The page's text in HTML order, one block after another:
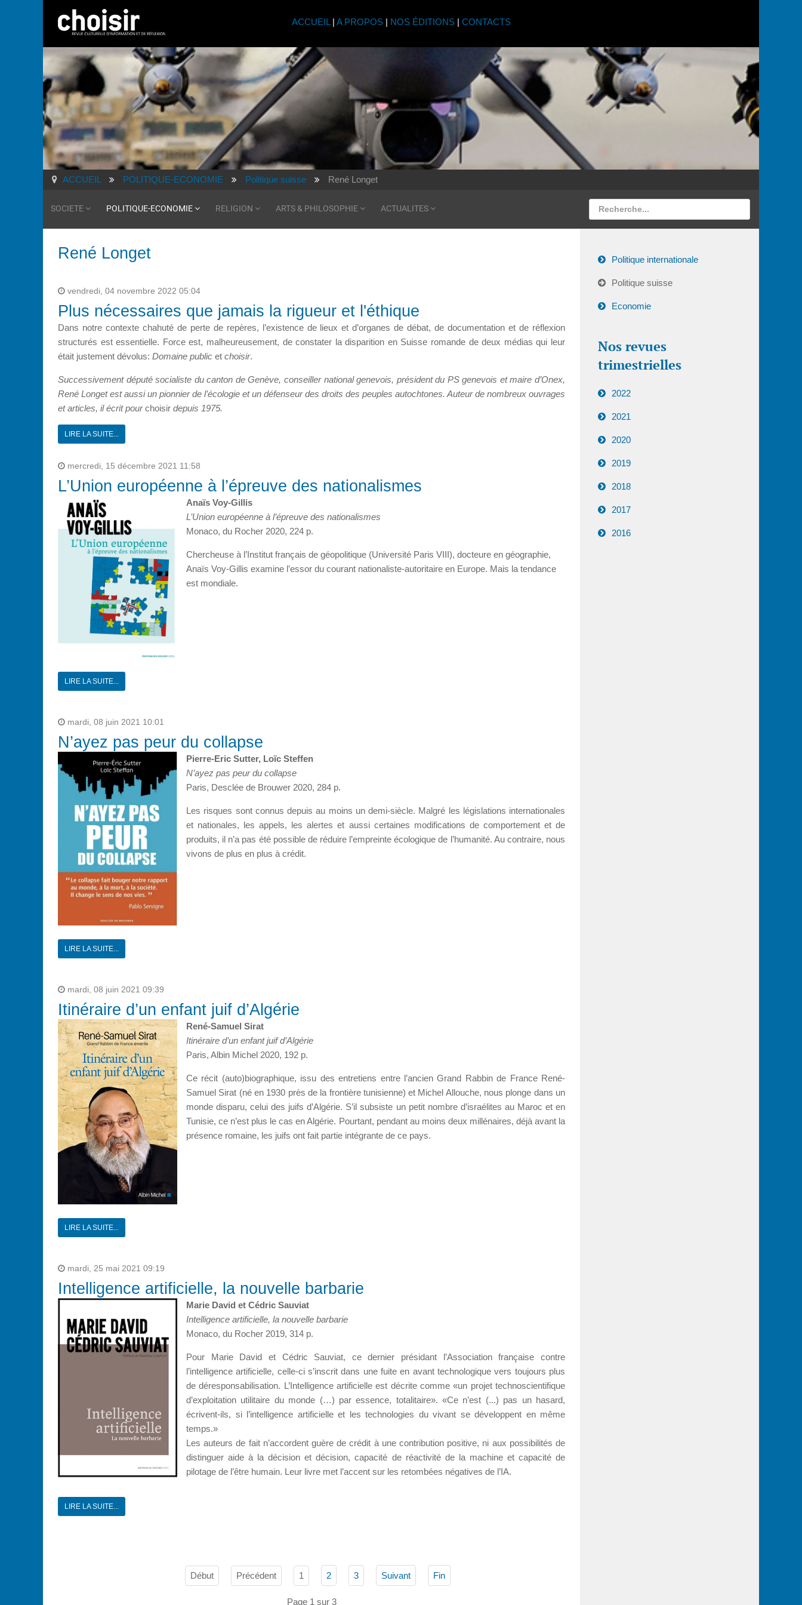
ACCUEIL | A PROPOS| NOS ÉDITIONS| CONTACTS
ACCUEIL POLITIQUE-ECONOMIE Politique suisse René Longet
SOCIETE POLITIQUE-ECONOMIE RELIGION ARTS & PHILOSOPHIE ACTUALITES
René Longet
vendredi, 04 novembre 2022 05:04
Plus nécessaires que jamais la rigueur et l'éthique
Dans notre contexte chahuté de perte de repères, l’existence de lieux et d’organes de débat, de documentation et de réflexion
structurés est essentielle. Force est, malheureusement, de constater la disparition en Suisse romande de deux médias qui leur
était justement dévolus: Domaine public et choisir.
Successivement député socialiste du canton de Genève, conseiller national genevois, président du PS genevois et maire d’Onex,
René Longet est aussi un pionnier de l’écologie et un défenseur des droits des peuples autochtones. Auteur de nombreux ouvrages
et articles, il écrit pourchoisir depuis 1975.
LIRE LA SUITE...
mercredi, 15 décembre 2021 11:58
L’Union européenne à l’épreuve des nationalismes
Anaïs Voy-Gillis
L’Union européenne à l’épreuve des nationalismes
Monaco, du Rocher 2020, 224 p.
Chercheuse à l’Institut français de géopolitique (Université Paris VIII), docteure en géographie,
Anaïs Voy-Gillis examine l’essor du courant nationaliste-autoritaire en Europe. Mais la tendance
est mondiale.
LIRE LA SUITE...
mardi, 08 juin 2021 10:01
N’ayez pas peur du collapse
Pierre-Eric Sutter, Loïc Steffen
N’ayez pas peur du collapse
Paris, Desclée de Brouwer 2020, 284 p.
Les risques sont connus depuis au moins un demi-siècle. Malgré les législations internationales
et nationales, les appels, les alertes et aussi certaines modifications de comportement et de
produits, il n’a pas été possible de réduire l’empreinte écologique de l’humanité. Au contraire, nous
vivons de plus en plus à crédit.
LIRE LA SUITE...
mardi, 08 juin 2021 09:39
Itinéraire d’un enfant juif d’Algérie
René-Samuel Sirat
Itinéraire d’un enfant juif d’Algérie
Paris, Albin Michel 2020, 192 p.
Ce récit (auto)biographique, issu des entretiens entre l’ancien Grand Rabbin de France René-
Samuel Sirat (né en 1930 près de la frontière tunisienne) et Michel Allouche, nous plonge dans un
monde disparu, celui des juifs d’Algérie. S’il subsiste un petit nombre d’israélites au Maroc et en
Tunisie, ce n’est plus le cas en Algérie. Pourtant, pendant au moins deux millénaires, déjà avant la
présence romaine, les juifs ont fait partie intégrante de ce pays.
LIRE LA SUITE...
mardi, 25 mai 2021 09:19
Intelligence artificielle, la nouvelle barbarie
Marie David et Cédric Sauviat
Intelligence artificielle, la nouvelle barbarie
Monaco, du Rocher 2019, 314 p.
Pour Marie David et Cédric Sauviat, ce dernier présidant l’Association française contre
l’intelligence artificielle, celle-ci s’inscrit dans une fuite en avant technologique vers toujours plus
de déresponsabilisation. L’Intelligence artificielle est décrite comme «un projet technoscientifique
d’exploitation utilitaire du monde (…) par essence, totalitaire». «Ce n’est (...) pas un hasard,
écrivent-ils, si l’intelligence artificielle et les technologies du vivant se développent en même
temps.»
Les auteurs de fait n’accordent guère de crédit à une contribution positive, ni aux possibilités de
distinguer aide à la décision et décision, capacité de réactivité de la machine et capacité de
pilotage de l’être humain. Leur livre met l’accent sur les retombées négatives de l’IA.
LIRE LA SUITE...
Début Précédent 1 2 3 Suivant Fin
Page 1 sur 3
Politique internationale
Politique suisse
Economie
Nos revues
trimestrielles
2022
2021
2020
2019
2018
2017
2016